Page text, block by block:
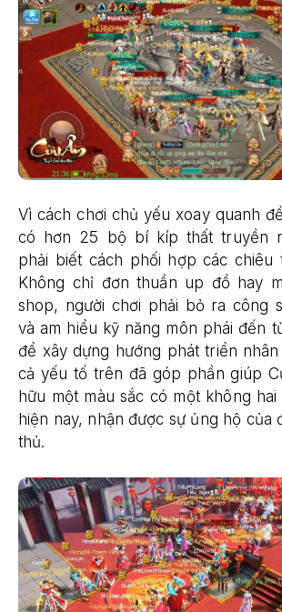
Vì cách chơi chủ yếu xoay quanh
có hơn 25 bộ bí kíp thất truyền
phải biết cách phối hợp các chiêu
Không chỉ đơn thuần up đồ hay
shop, người chơi phải bỏ ra công
và am hiểu kỹ năng môn phái đến
để xây dựng hướng phát triển
cả yếu tố trên đã góp phần giúp
hữu một màu sắc có một không
hiện nay, nhận được sự ủng hộ của
thủ.